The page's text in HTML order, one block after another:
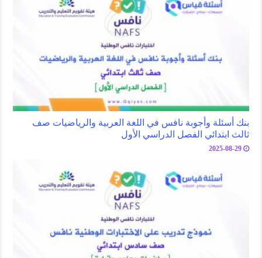
بنك أسئلة وأجوبة نافس في اللغة العربية والرياضيات صف
ثالث ابتدائي الفصل الدراسي الأول
2025-08-29